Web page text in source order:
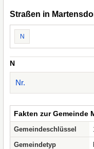
Straßen in
N
N
Nr.
Fakten zur Gemeinde
Gemeindeschlüssel
Gemeindetyp